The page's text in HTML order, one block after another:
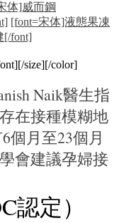
体]威而鋼
[font=宋体]液態果凍
[/font]
size][/color]
Naik醫生指
在接種模糊地
個月至23個月
會建議孕婦接
認定）